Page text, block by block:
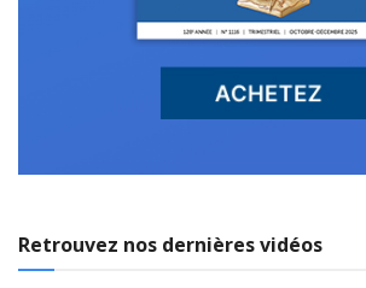
Retrouvez nos dernières vidéos